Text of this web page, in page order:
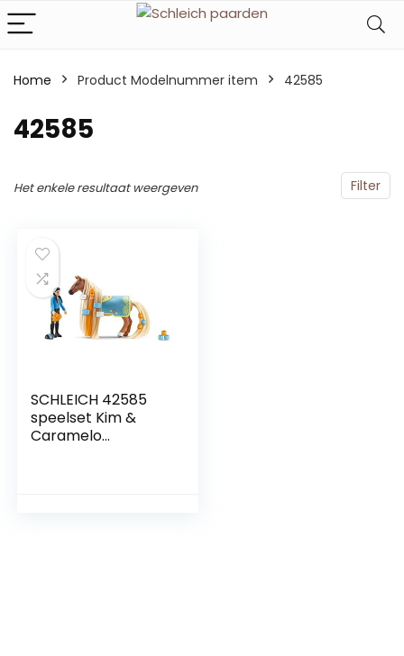
Home Product Modelnummer item ‎42585
‎42585
Filter
Het enkele resultaat weergeven
SCHLEICH 42585
speelset Kim &
Caramelo